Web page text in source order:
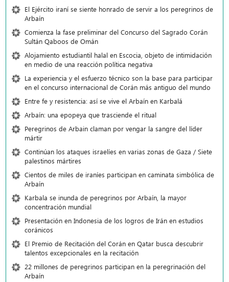
El Ejército iraní se siente honrado de servir a los peregrinos de
Arbaín
Comienza la fase preliminar del Concurso del Sagrado Corán
Sultán Qaboos de Omán
Alojamiento estudiantil halal en Escocia, objeto de intimidación
en medio de una reacción política negativa
La experiencia y el esfuerzo técnico son la base para participar
en el concurso internacional de Corán más antiguo del mundo
Entre fe y resistencia: así se vive el Arbaín en Karbalá
Arbaín: una epopeya que trasciende el ritual
Peregrinos de Arbain claman por vengar la sangre del líder
mártir
Continúan los ataques israelíes en varias zonas de Gaza / Siete
palestinos mártires
Cientos de miles de iraníes participan en caminata simbólica de
Arbaín
Karbala se inunda de peregrinos por Arbaín, la mayor
concentración mundial
Presentación en Indonesia de los logros de Irán en estudios
coránicos
El Premio de Recitación del Corán en Qatar busca descubrir
talentos excepcionales en la recitación
22 millones de peregrinos participan en la peregrinación del
Arbaín